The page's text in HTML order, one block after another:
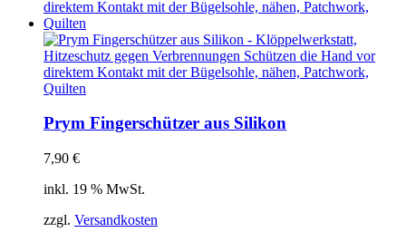
Prym Fingerschützer aus Silikon
7,90 €
inkl. 19 % MwSt.
zzgl. Versandkosten